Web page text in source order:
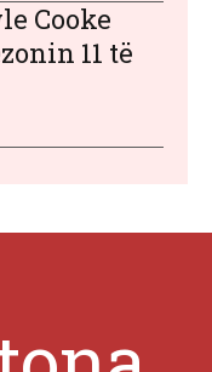
Cooke
11 të